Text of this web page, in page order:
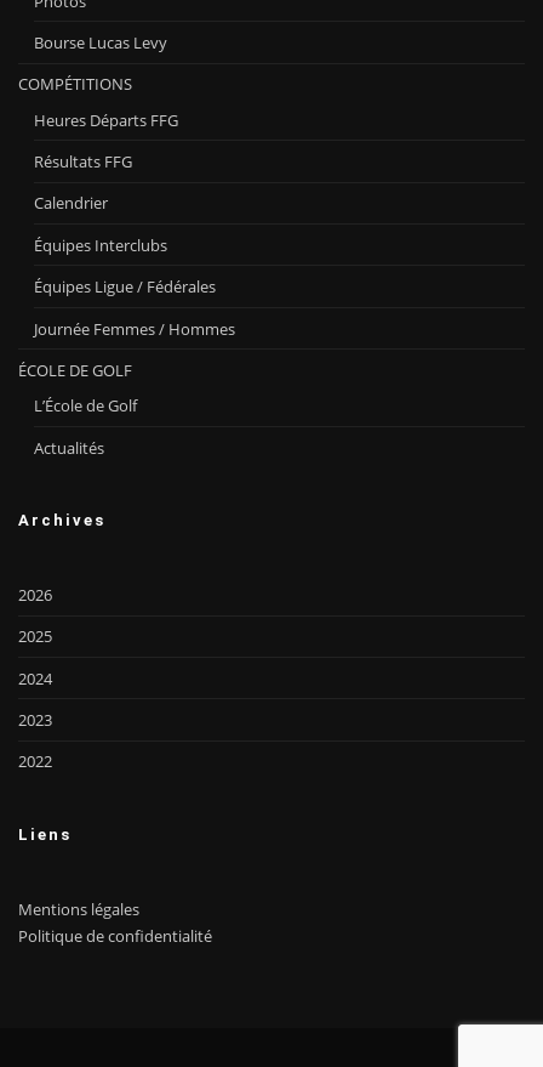
Bourse Lucas Levy
COMPÉTITIONS
Heures Départs FFG
Résultats FFG
Calendrier
Équipes Interclubs
Équipes Ligue / Fédérales
Journée Femmes / Hommes
ÉCOLE DE GOLF
L’École de Golf
Actualités
Archives
2026
2025
2024
2023
2022
Liens
Mentions légales
Politique de confidentialité